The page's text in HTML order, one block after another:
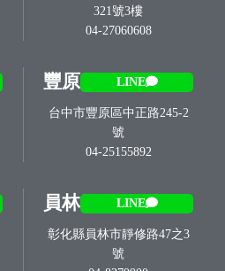
321號3樓
04-27060608
豐原 LINE
台中市豐原區中正路245-2
號
04-25155892
員林 LINE
彰化縣員林市靜修路47之3
號